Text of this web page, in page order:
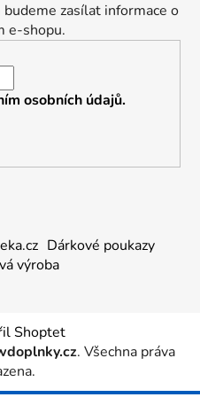
zasílat informace o
e-shopu.
osobních údajů.
Dárkové poukazy
výroba
Shoptet
. Všechna práva